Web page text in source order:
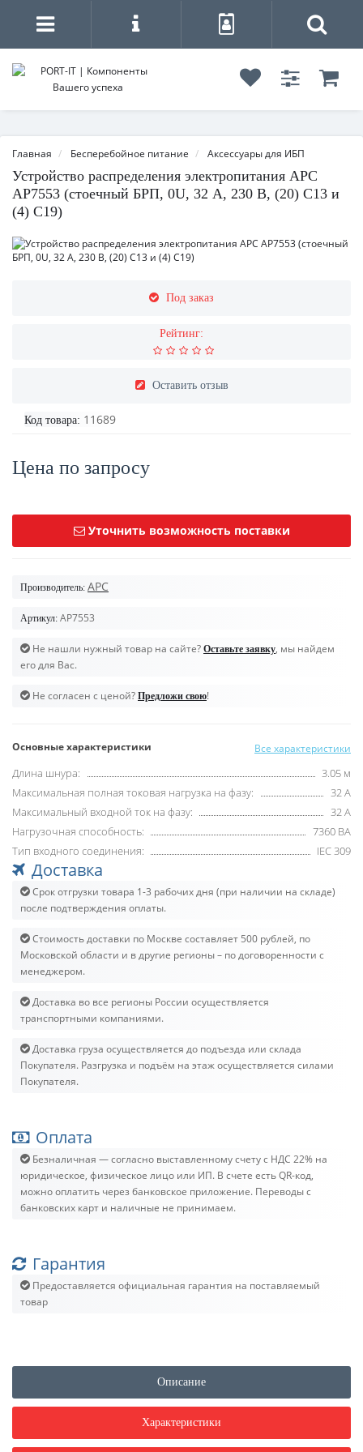
Главная Бесперебойное питание Аксессуары для ИБП
Устройство распределения электропитания APC
AP7553 (стоечный БРП, 0U, 32 А, 230 В, (20) C13 и
(4) C19)
Под заказ
Рейтинг:
Оставить отзыв
Код товара: 11689
Цена по запросу
Уточнить возможность поставки
Производитель: APC
Артикул: AP7553
Не нашли нужный товар на сайте? Оставьте заявку, мы найдем
его для Вас.
Не согласен с ценой? Предложи свою!
Основные характеристики Все характеристики
Длина шнура:
3.05 м
Максимальная полная токовая нагрузка на фазу:
32 А
Максимальный входной ток на фазу:
32 А
Нагрузочная способность:
7360 ВА
Тип входного соединения:
IEC 309
Доставка
Срок отгрузки товара 1-3 рабочих дня (при наличии на складе)
после подтверждения оплаты.
Стоимость доставки по Москве составляет 500 рублей, по
Московской области и в другие регионы – по договоренности с
менеджером.
Доставка во все регионы России осуществляется
транспортными компаниями.
Доставка груза осуществляется до подъезда или склада
Покупателя. Разгрузка и подъём на этаж осуществляется силами
Покупателя.
Оплата
Безналичная — согласно выставленному счету c НДС 22% на
юридическое, физическое лицо или ИП. В счете есть QR-код,
можно оплатить через банковское приложение. Переводы с
банковских карт и наличные не принимаем.
Гарантия
Предоставляется официальная гарантия на поставляемый
товар
Описание
Характеристики